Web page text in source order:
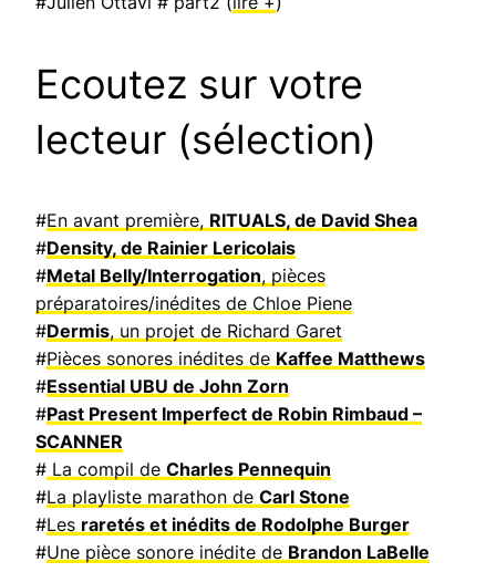
Ecoutez sur votre
lecteur (sélection)
#En avant première, RITUALS, de David Shea
#Density, de Rainier Lericolais
#Metal Belly/Interrogation, pièces
préparatoires/inédites de Chloe Piene
#Dermis, un projet de Richard Garet
#Pièces sonores inédites de Kaffee Matthews
#Essential UBU de John Zorn
#Past Present Imperfect de Robin Rimbaud –
SCANNER
# La compil de Charles Pennequin
#La playliste marathon de Carl Stone
#Les raretés et inédits de Rodolphe Burger
#Une pièce sonore inédite de Brandon LaBelle